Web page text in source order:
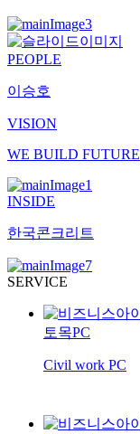
PEOPLE
이승호
VISION
WE BUILD FUTURE
INSIDE
한국콘크리트
SERVICE
토목PC
Civil work PC